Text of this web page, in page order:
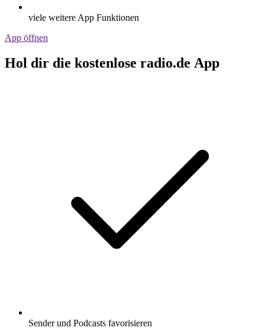
viele weitere App Funktionen
App öffnen
Hol dir die kostenlose radio.de App
Sender und Podcasts favorisieren